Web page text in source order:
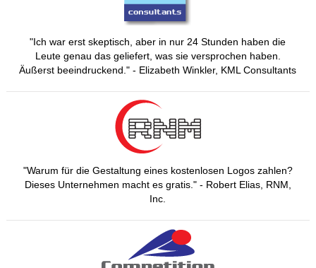
"Ich war erst skeptisch, aber in nur 24 Stunden haben die
Leute genau das geliefert, was sie versprochen haben.
Äußerst beeindruckend." - Elizabeth Winkler, KML Consultants
"Warum für die Gestaltung eines kostenlosen Logos zahlen?
Dieses Unternehmen macht es gratis." - Robert Elias, RNM,
Inc.